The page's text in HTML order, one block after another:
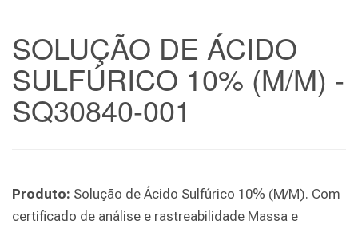
SOLUÇÃO DE ÁCIDO
SULFÚRICO 10% (M/M) -
SQ30840-001
Produto: Solução de Ácido Sulfúrico 10% (M/M). Com
certificado de análise e rastreabilidade Massa e